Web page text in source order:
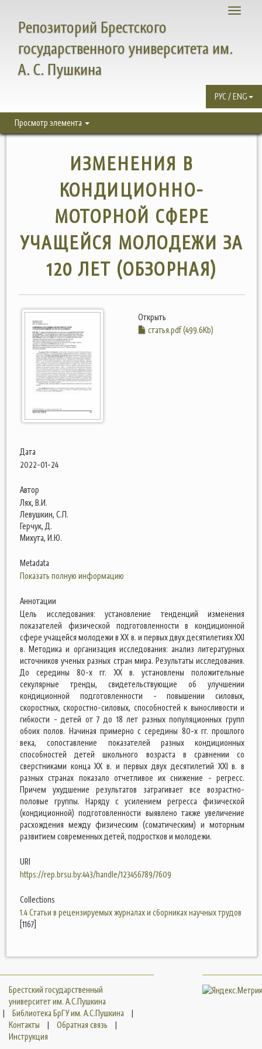
Toggle
Репозиторий Брестского
государственного университета им.
А. С. Пушкина
РУС / ENG
Просмотр элемента
ИЗМЕНЕНИЯ В
КОНДИЦИОННО-
МОТОРНОЙ СФЕРЕ
УЧАЩЕЙСЯ МОЛОДЕЖИ ЗА
120 ЛЕТ (ОБЗОРНАЯ)
Открыть
статья.pdf (499.6Kb)
Дата
2022-01-24
Автор
Лях, В.И.
Левушкин, С.П.
Герчук, Д.
Михута, И.Ю.
Metadata
Показать полную информацию
Аннотации
Цель исследования: установление тенденций изменения
показателей физической подготовленности в кондиционной
сфере учащейся молодежи в ХХ в. и первых двух десятилетиях ХХI
в. Методика и организация исследования: анализ литературных
источников ученых разных стран мира. Результаты исследования.
До середины 80-х гг. ХХ в. установлены положительные
секулярные тренды, свидетельствующие об улучшении
кондиционной подготовленности - повышении силовых,
скоростных, скоростно-силовых, способностей к выносливости и
гибкости - детей от 7 до 18 лет разных популяционных групп
обоих полов. Начиная примерно с середины 80-х гг. прошлого
века, сопоставление показателей разных кондиционных
способностей детей школьного возраста в сравнении со
сверстниками конца ХХ в. и первых двух десятилетий ХХI в. в
разных странах показало отчетливое их снижение - регресс.
Причем ухудшение результатов затрагивает все возрастно-
половые группы. Наряду с усилением регресса физической
(кондиционной) подготовленности выявлено также увеличение
расхождения между физическим (соматическим) и моторным
развитием современных детей, подростков и молодежи.
URI
https://rep.brsu.by:443/handle/123456789/7609
Collections
1.4 Статьи в рецензируемых журналах и сборниках научных трудов
[1167]
Брестский государственный
университет им. А.С.Пушкина
|
Библиотека БрГУ им. А.С.Пушкина
|
Контакты
| Обратная связь
|
Инструкция